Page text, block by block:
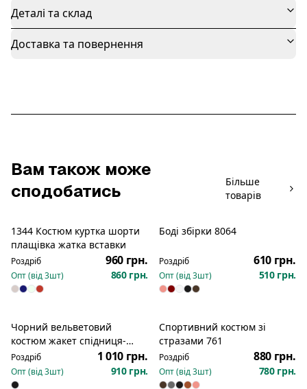
Деталі та склад
Доставка та повернення
Вам також може
сподобатись
Більше
товарів
1344 Костюм куртка шорти
плащівка жатка вставки
Роздріб 960 грн.
Опт (від3шт) 860 грн.
Новинка
Боді збірки 8064
Роздріб 610 грн.
Опт (від3шт) 510 грн.
Чорний вельветовий
костюм жакет спідниця-
шорти 675
Роздріб 1 010 грн.
Опт (від3шт) 910 грн.
Новинка
Спортивний костюм зі
стразами 761
Роздріб 880 грн.
Опт (від3шт) 780 грн.